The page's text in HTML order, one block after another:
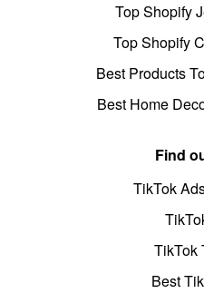
Top Shopify
Top Shopify
Best Products
Best Home
Find
TikTok
TikTok
Best